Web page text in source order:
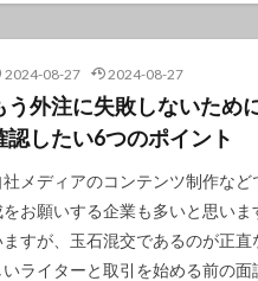
2024-08-27 2024-08-27
う外注に失敗しないため
認したい6つのポイント
社メディアのコンテンツ制作な
をお願いする企業も多いと思い
ますが、玉石混交であるのが正
いライターと取引を始める前の